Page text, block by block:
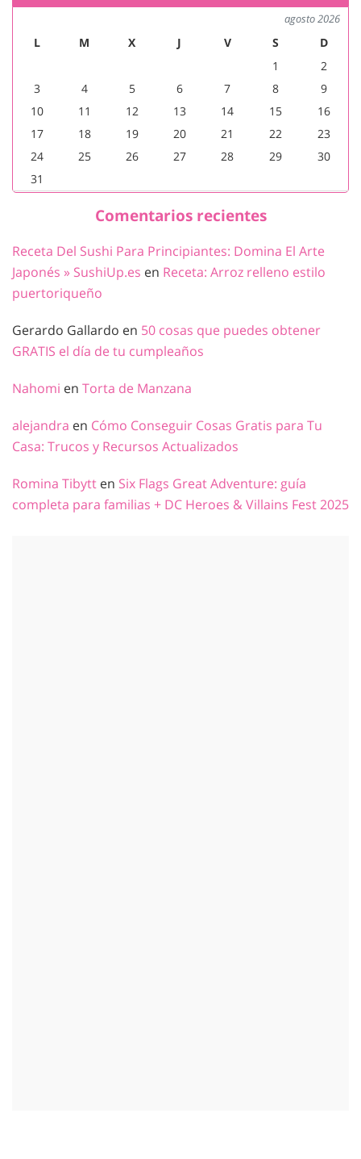
agosto 2026
L M X J V S
D
1
2
3
4 5 6 7 8
9
10
11 12 13 14 15
16
17
18 19 20 21 22
23
24
25 26 27 28 29
30
31
Comentarios recientes
Receta Del Sushi Para Principiantes: Domina El Arte
Japonés » SushiUp.es en Receta: Arroz relleno estilo
puertoriqueño
Gerardo Gallardo en 50 cosas que puedes obtener
GRATIS el día de tu cumpleaños
Nahomi en Torta de Manzana
alejandra en Cómo Conseguir Cosas Gratis para Tu
Casa: Trucos y Recursos Actualizados
Romina Tibytt en Six Flags Great Adventure: guía
completa para familias + DC Heroes & Villains Fest 2025